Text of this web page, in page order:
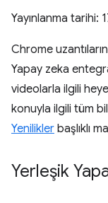
Yayınlanma tarihi:
Chrome
Yapay zeka
videolarla ilgili
konuyla ilgili tüm
Yenilikler başlıklı
Yerleşik